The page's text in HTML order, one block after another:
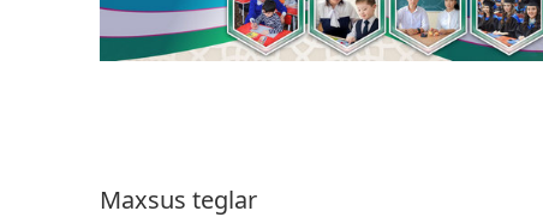
Maxsus teglar